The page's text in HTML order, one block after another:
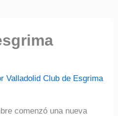
Valladolid Club de Esgrima
comenzó una nueva